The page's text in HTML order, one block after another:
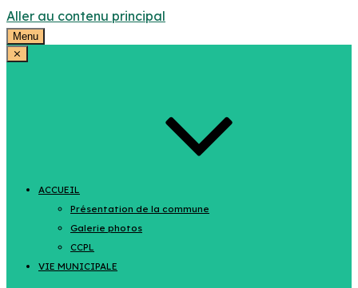
Aller au contenu principal
Menu
⨯
ACCUEIL
Présentation de la commune
Galerie photos
CCPL
VIE MUNICIPALE